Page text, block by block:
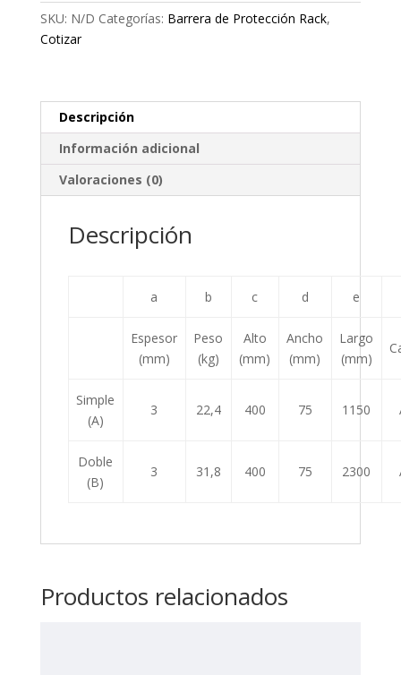
cantidad
SKU: N/D Categorías: Barrera de Protección Rack,
Cotizar
Descripción
Información adicional
Valoraciones (0)
Descripción
a b c d e
Espesor
(mm)
Peso
(kg)
Alto
(mm)
Ancho
(mm)
Largo
(mm)
Simple
(A)
3 22,4 400 75 1150
Doble
(B)
3 31,8 400 75 2300
Productos relacionados